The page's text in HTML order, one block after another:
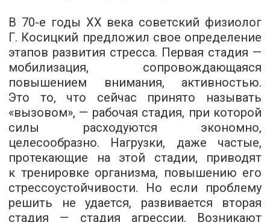
В 70-е годы XX века советский физиолог
Г. Косицкий предложил свое определение
этапов развития стресса. Первая стадия —
мобилизация, сопровождающаяся
повышением внимания, активностью.
Это то, что сейчас принято называть
«вызовом», — рабочая стадия, при которой
силы расходуются экономно,
целесообразно. Нагрузки, даже частые,
протекающие на этой стадии, приводят
к тренировке организма, повышению его
стрессоустойчивости. Но если проблему
решить не удается, развивается вторая
стадия — стадия агрессии. Возникают